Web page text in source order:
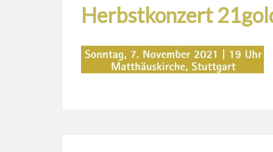
Herbstkonzert